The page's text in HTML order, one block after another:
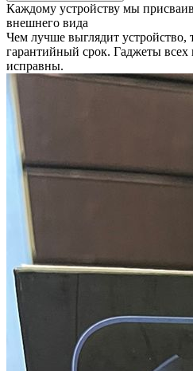
Каждому устройству мы
внешнего вида
Чем лучше выглядит устройство,
гарантийный срок. Гаджеты всех
исправны.